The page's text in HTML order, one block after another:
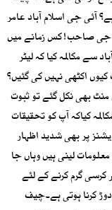
آئی جی اسلام آباد عامر
جی صاحب! کس زمانے میں
مکالمہ کیا کہ لیٹر
اکٹھی نہیں کی گئیں؟
بھی نکل گئے تو ثبوت
کیاکہ آپ کو تحقیقات
پر بھی شدید اظہار
لینی ہیں وہاں جا
کرسی گرم کرنے کے لئے
کرنا ہوتی ہے۔چیف